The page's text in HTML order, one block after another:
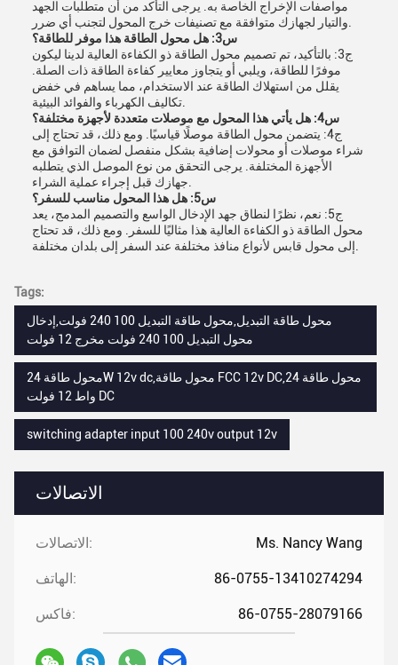
الاتصالات
الاتصالات: Ms. Nancy Wang
الهاتف: 86-0755-13410274294
فاكس: 86-0755-28079166
مواصفات الإخراج الخاصة به. يرجى التأكد من أن متطلبات الجهد
س3: هل محول الطاقة هذا موفر للطاقة؟
ج3: بالتأكيد، تم تصميم محول الطاقة ذو الكفاءة العالية لدينا ليكون
موفرًا للطاقة، ويلبي أو يتجاوز معايير كفاءة الطاقة ذات الصلة.
يقلل من استهلاك الطاقة عند الاستخدام، مما يساهم في خفض
س4: هل يأتي هذا المحول مع موصلات متعددة لأجهزة مختلفة؟
ج4: يتضمن محول الطاقة موصلًا قياسيًا. ومع ذلك، قد تحتاج إلى
شراء موصلات أو محولات إضافية بشكل منفصل لضمان التوافق مع
الأجهزة المختلفة. يرجى التحقق من نوع الموصل الذي يتطلبه
س5: هل هذا المحول مناسب للسفر؟
ج5: نعم، نظرًا لنطاق جهد الإدخال الواسع والتصميم المدمج، يعد
محول الطاقة ذو الكفاءة العالية هذا مثاليًا للسفر. ومع ذلك، قد تحتاج
Tags:
محول طاقة التبديل,محول طاقة التبديل 100 240 فولت,إدخال
محول التبديل 100 240 فولت مخرج 12 فولت
محول طاقة 24W 12v dc,محول طاقة FCC 12v DC,محول طاقة 24
واط 12 فولت DC
switching adapter input 100 240v output 12v